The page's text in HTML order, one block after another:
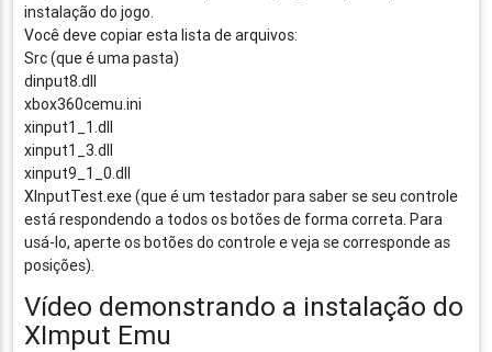
instalação do jogo.
Você deve copiar esta lista de arquivos:
Src (que é uma pasta)
dinput8.dll
xbox360cemu.ini
xinput1_1.dll
xinput1_3.dll
xinput9_1_0.dll
XInputTest.exe (que é um testador para saber se seu controle
está respondendo a todos os botões de forma correta. Para
usá-lo, aperte os botões do controle e veja se corresponde as
posições).
Vídeo demonstrando a instalação do
XImput Emu